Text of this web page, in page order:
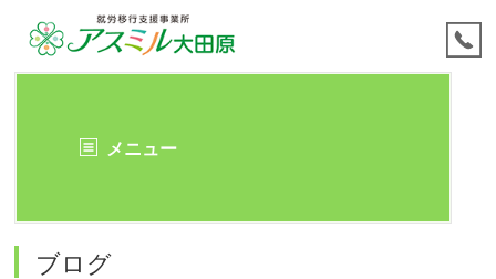
メニュー
ブログ